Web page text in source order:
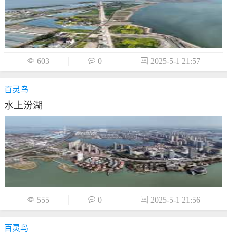
 603  0  2025-5-1 21:57
百灵鸟
水上汾湖
 555  0  2025-5-1 21:56
百灵鸟